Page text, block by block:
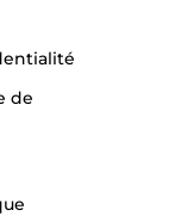
de